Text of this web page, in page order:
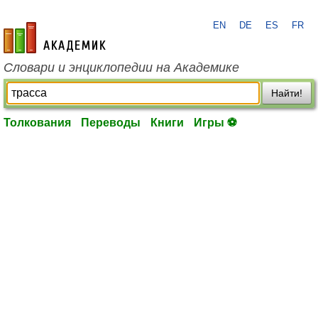
academic.ru
EN DE ES FR
Словари и энциклопедии на Академике
Найти!
Толкования Переводы Книги Игры ⚽